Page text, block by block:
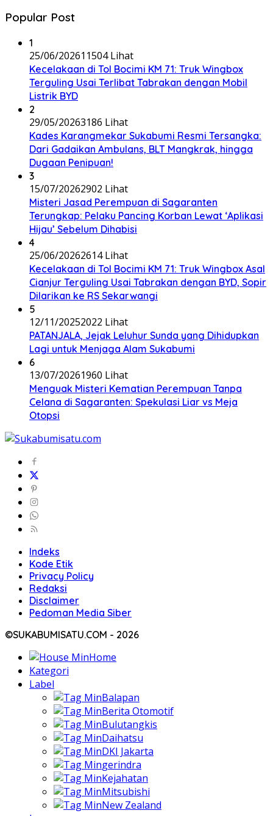
Popular Post
1
25/06/202611504 Lihat
Kecelakaan di Tol Bocimi KM 71: Truk Wingbox
Terguling Usai Terlibat Tabrakan dengan Mobil
Listrik BYD
2
29/05/20263186 Lihat
Kades Karangmekar Sukabumi Resmi Tersangka:
Dari Gadaikan Ambulans, BLT Mangkrak, hingga
Dugaan Penipuan!
3
15/07/20262902 Lihat
Misteri Jasad Perempuan di Sagaranten
Terungkap: Pelaku Pancing Korban Lewat ‘Aplikasi
Hijau’ Sebelum Dihabisi
4
25/06/20262614 Lihat
Kecelakaan di Tol Bocimi KM 71: Truk Wingbox Asal
Cianjur Terguling Usai Tabrakan dengan BYD, Sopir
Dilarikan ke RS Sekarwangi
5
12/11/20252022 Lihat
PATANJALA, Jejak Leluhur Sunda yang Dihidupkan
Lagi untuk Menjaga Alam Sukabumi
6
13/07/20261960 Lihat
Menguak Misteri Kematian Perempuan Tanpa
Celana di Sagaranten: Spekulasi Liar vs Meja
Otopsi
Indeks
Kode Etik
Privacy Policy
Redaksi
Disclaimer
Pedoman Media Siber
©SUKABUMISATU.COM - 2026
Home
Kategori
Label
Balapan
Berita Otomotif
Bulutangkis
Daihatsu
DKI Jakarta
gerindra
Kejahatan
Mitsubishi
New Zealand